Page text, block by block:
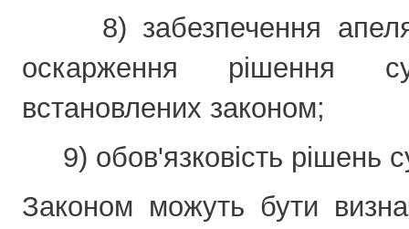
8) забезпечення
оскарження рішення
встановлених законом;
9) обов'язковість рішень
Законом можуть бути